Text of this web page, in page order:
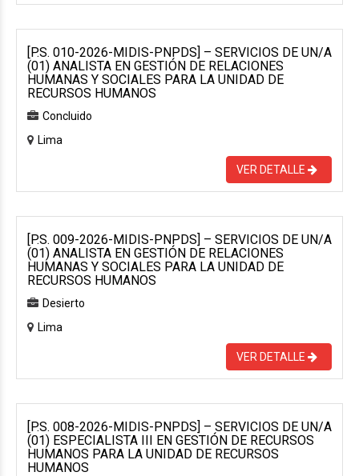
[P.S. 010-2026-MIDIS-PNPDS] – SERVICIOS DE UN/A
(01) ANALISTA EN GESTIÓN DE RELACIONES
HUMANAS Y SOCIALES PARA LA UNIDAD DE
RECURSOS HUMANOS
Concluido
Lima
VER DETALLE
[P.S. 009-2026-MIDIS-PNPDS] – SERVICIOS DE UN/A
(01) ANALISTA EN GESTIÓN DE RELACIONES
HUMANAS Y SOCIALES PARA LA UNIDAD DE
RECURSOS HUMANOS
Desierto
Lima
VER DETALLE
[P.S. 008-2026-MIDIS-PNPDS] – SERVICIOS DE UN/A
(01) ESPECIALISTA III EN GESTIÓN DE RECURSOS
HUMANOS PARA LA UNIDAD DE RECURSOS
HUMANOS